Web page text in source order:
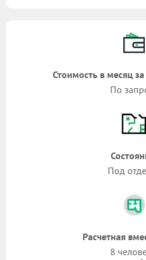
Стоимость в месяц
По
Под
Расчетная
8